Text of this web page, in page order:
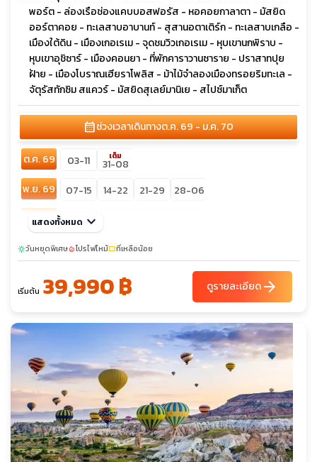
พอร์ต - ล่องเรือช่องแคบบอสฟอรัส - หอคอยกาลาตา - มัสยิด
ออร์ตาคอย - ทะเลสาบอาบานท์ - สุสานอตาเติร์ก - ทะเลสาบเกลือ -
เมืองใต้ดิน - เมืองเกอเรเม - จุดชมวิวเกอเรเม - หุบเขานกพิราบ -
หุบเขาอุชิซาร์ - เมืองคอนยา - ที่พักคาราวานซาราย - ปราสาทปุย
ฝ้าย - เมืองโบราณเฮียราโพลิส - ม้าไม้จำลองเมืองทรอยริมทะเล -
จัตุรัสทักซิม สแควร์ - มัสยิดสุเลย์มานิเย - สไปซ์มาเก็ต
calendar_monthช่วงเวลาเดินทางต.ค. 69 - ม.ค. 70
ต.ค. 69 03-11 เต็ม
31-08
พ.ย. 69
07-15 14-22 21-29
28-06
ธ.ค. 69
12-20
แสดงทั้งหมด keyboard_arrow_down
sunnyวันหยุดพิเศษlocal_fire_departmentโปรไฟไหม้confirmation_numberที่เหลือน้อย
เริ่มต้น 39,990 ฿ ดูรายละเอียดarrow_forward